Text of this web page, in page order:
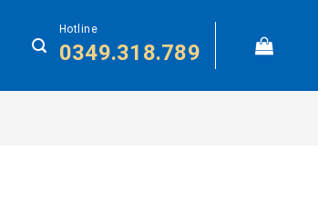
Hotline
0349.318.789